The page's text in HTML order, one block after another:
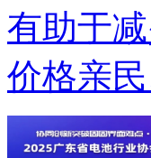
有助于
价格亲